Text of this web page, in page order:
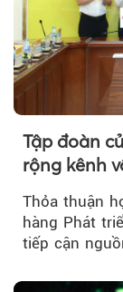
Tập đoàn
rộng kênh
Thỏa thuận
hàng Phát
tiếp cận